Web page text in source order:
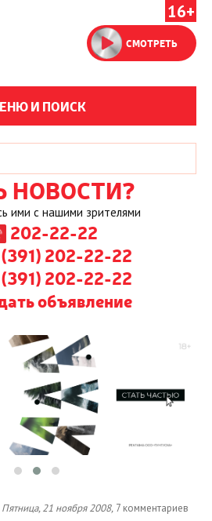
16+
СМОТРЕТЬ
И ПОИСК
НОВОСТИ?
ими с нашими зрителями
202-22-22
202-22-22
202-22-22
объявление
Пятница, 21 ноября 2008, 7 комментариев